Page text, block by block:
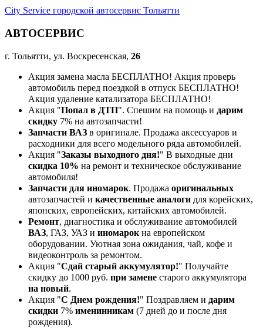
City Service городской автосервис Тольятти
АВТОСЕРВИС
г. Тольятти, ул. Воскресенская, 26
Акция замена масла БЕСПЛАТНО! Акция проверь
автомобиль перед поездкой в отпуск БЕСПЛАТНО!
Акция удаление катализатора БЕСПЛАТНО!
Акция "Попал в ДТП". Спешим на помощь и дарим
скидку 7% на автозапчасти!
Запчасти ВАЗ в оригинале. Продажа аксессуаров и
расходники для всего модельного ряда автомобилей.
Акция "Заказы выходного дня!" В выходные дни
скидка 10% на ремонт и техническое обслуживание
автомобиля!
Запчасти для иномарок. Продажа оригинальных
автозапчастей и качественные аналоги для корейских,
японских, европейских, китайских автомобилей.
Ремонт, диагностика и обслуживание автомобилей
ВАЗ, ГАЗ, УАЗ и иномарокна европейском
оборудовании. Уютная зона ожидания, чай, кофе и
видеоконтроль за ремонтом.
Акция "Сдай старый аккумулятор!" Получайте
скидку до 1000 руб. при замене старого аккумулятора
на новый.
Акция "С Днем рождения!" Поздравляем и дарим
скидки 7% именинникам (7 дней до и после дня
рождения).